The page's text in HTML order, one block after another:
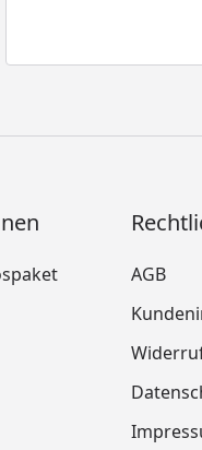
AGB